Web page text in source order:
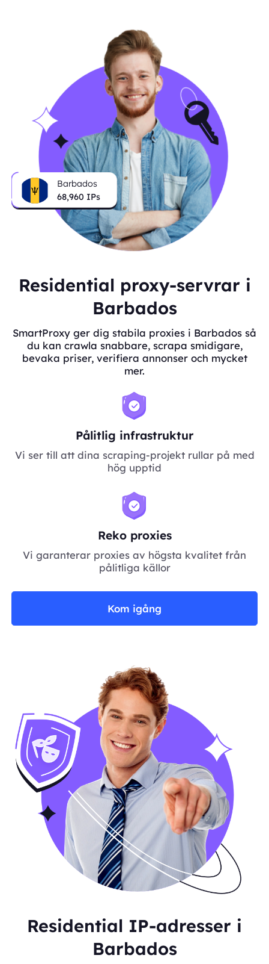
Barbados
68,960 IPs
Residential proxy-servrar i
Barbados
SmartProxy ger dig stabila proxies i Barbados så
du kan crawla snabbare, scrapa smidigare,
bevaka priser, verifiera annonser och mycket
mer.
Pålitlig infrastruktur
Vi ser till att dina scraping-projekt rullar på med
hög upptid
Reko proxies
Vi garanterar proxies av högsta kvalitet från
pålitliga källor
Kom igång
Residential IP-adresser i
Barbados